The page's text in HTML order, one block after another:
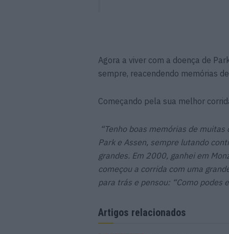
Agora a viver com a doença de
sempre, reacendendo memórias
Começando pela sua melhor
“Tenho boas memórias de
Park e Assen, sempre lutando
grandes. Em 2000, ganhei em
começou a corrida com uma
para trás e pensou: “Como podes
Artigos relacionados